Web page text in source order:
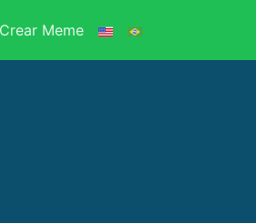
Crear Meme